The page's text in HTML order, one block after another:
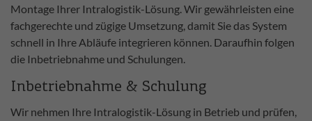
Montage Ihrer Intralogistik-Lösung. Wir gewährleisten eine
fachgerechte und zügige Umsetzung, damit Sie das System
schnell in Ihre Abläufe integrieren können. Daraufhin folgen
die Inbetriebnahme und Schulungen.
Inbetriebnahme & Schulung
Wir nehmen Ihre Intralogistik-Lösung in Betrieb und prüfen,